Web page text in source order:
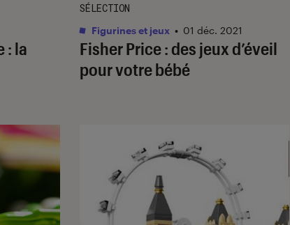
: la
Fisher Price : des jeux d’éveil
pour votre bébé
SÉLECTION
Figurines et jeux • 01 déc. 2021